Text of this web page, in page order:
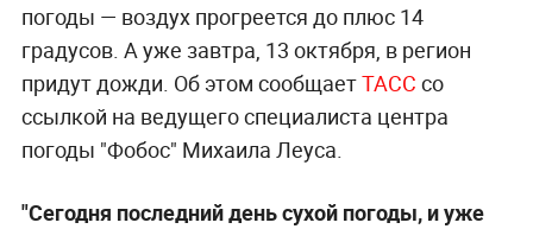
погоды — воздух прогреется до плюс 14
градусов. А уже завтра, 13 октября, в регион
придут дожди. Об этом сообщаетТАСС со
ссылкой на ведущего специалиста центра
погоды "Фобос" Михаила Леуса.
"Сегодня последний день сухой погоды, и уже